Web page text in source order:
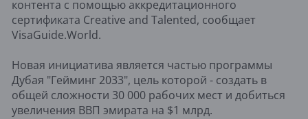
контента с помощью аккредитационного
сертификата Creative and Talented, сообщает
VisaGuide.World.
Новая инициатива является частью программы
Дубая "Гейминг 2033", цель которой - создать в
общей сложности 30 000 рабочих мест и добиться
увеличения ВВП эмирата на $1 млрд.